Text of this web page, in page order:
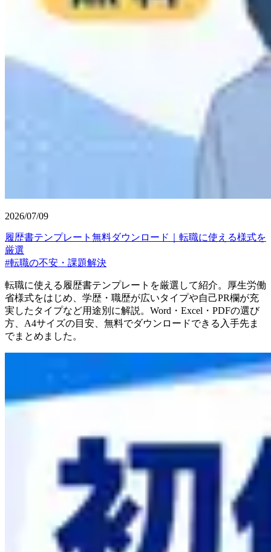
2026/07/09
履歴書テンプレート無料ダウンロード｜転職に使える様式を
厳選
#転職の不安・課題解決
転職に使える履歴書テンプレートを厳選して紹介。厚生労働
省様式をはじめ、学歴・職歴が広いタイプや自己PR欄が充
実したタイプなど用途別に解説。Word・Excel・PDFの選び
方、A4サイズの目安、無料でダウンロードできる入手先ま
でまとめました。